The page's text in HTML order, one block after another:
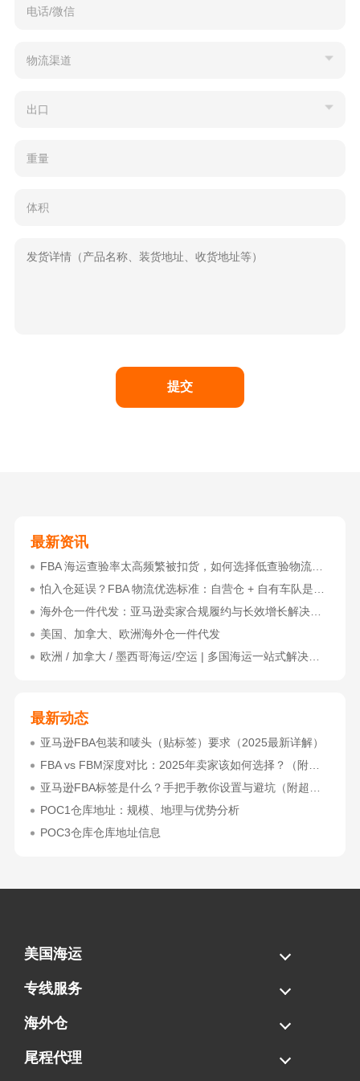
提交
最新资讯
FBA 海运查验率太高频繁被扣货，如何选择低查验物流货代？
海外仓一件代发：亚马逊卖家合规履约与长效增长解决方案
美国、加拿大、欧洲海外仓一件代发
欧洲 / 加拿大 / 墨西哥海运/空运 | 多国海运一站式解决方案
最新动态
亚马逊FBA包装和唛头（贴标签）要求（2025最新详解）
FBA vs FBM深度对比：2025年卖家该如何选择？（附决策流程图）
POC1仓库地址：规模、地理与优势分析
POC3仓库仓库地址信息
美国海运
海运拼柜
海运整柜
美国海卡
加拿大海运
专线服务
FBA专线直送
超大件专线
AWD专线
电池专线
海外仓
一件代发
FBA中转
贴标换标
拆柜/存储
尾程代理